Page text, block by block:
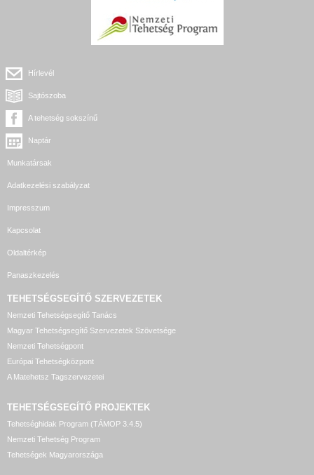
Hírlevél
Sajtószoba
A tehetség sokszínű
Naptár
Munkatársak
Adatkezelési szabályzat
Impresszum
Kapcsolat
Oldaltérkép
Panaszkezelés
TEHETSÉGSEGÍTŐ SZERVEZETEK
Nemzeti Tehetségsegítő Tanács
Magyar Tehetségsegítő Szervezetek Szövetsége
Nemzeti Tehetségpont
Európai Tehetségközpont
A Matehetsz Tagszervezetei
TEHETSÉGSEGÍTŐ PROJEKTEK
Tehetséghidak Program (TÁMOP 3.4.5)
Nemzeti Tehetség Program
Tehetségek Magyarországa